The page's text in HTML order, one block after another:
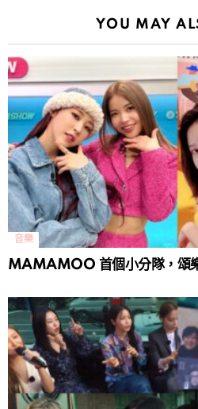
YOU MAY
音樂
MAMAMOO 首個小分隊，頌